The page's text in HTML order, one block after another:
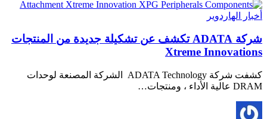
أخبار الهاردوير
شركة ADATA تكشف عن تشكيلة جديدة من المنتجات
Xtreme Innovations
كشفت شركة ADATA Technology الشركة المصنعة لوحدات
DRAM عالية الأداء ، ومنتجات…